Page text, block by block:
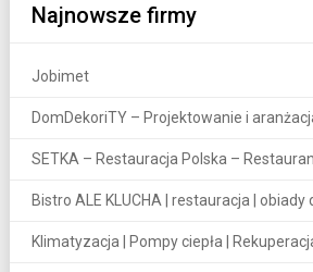
Najnowsze firmy
Jobimet
DomDekoriTY – Projektowanie i
SETKA – Restauracja Polska –
Bistro ALE KLUCHA | restauracja |
Klimatyzacja | Pompy ciepła |